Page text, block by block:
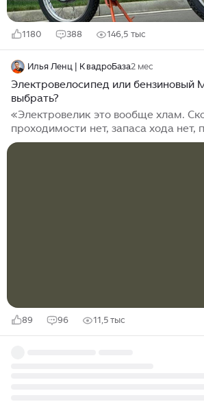
1180 388 146,5 тыс
Илья Ленц | КвадроБаза2 мес
Электровелосипед или бензиновый
выбрать?
«Электровелик это вообще хлам.
проходимости нет, запаса хода нет,
ездит. Батарея полгода поездил и
89 96 11,5 тыс